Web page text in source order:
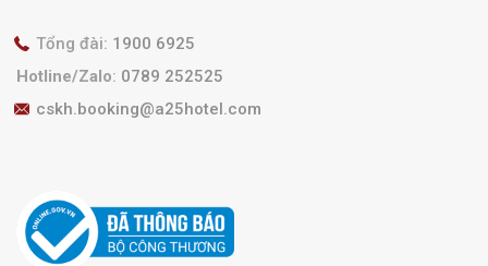
Tổng đài: 1900 6925
Hotline/Zalo: 0789 252525
cskh.booking@a25hotel.com